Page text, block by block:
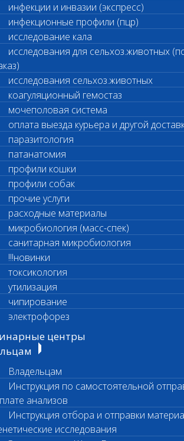
инфекции и инвазии (экспресс)
инфекционные профили (пцр)
исследование кала
исследования для сельхоз.животных
исследования сельхоз.животных
коагуляционный гемостаз
мочеполовая система
оплата выезда курьера и другой
паразитология
патанатомия
профили кошки
профили собак
прочие услуги
расходные материалы
микробиология (масс-спек)
санитарная микробиология
!!!новинки
токсикология
утилизация
чипирование
электрофорез
центры
Владельцам
Инструкция по самостоятельной
анализов
Инструкция отбора и отправки
исследования
выполнение биохимических
и 28.07.2026
срочных
исследований